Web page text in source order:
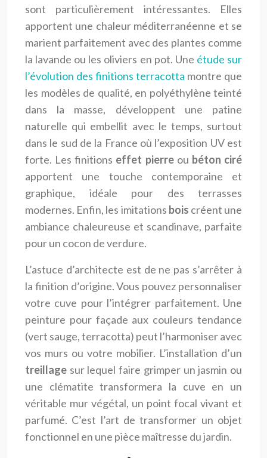
sont particulièrement intéressantes. Elles
apportent une chaleur méditerranéenne et se
marient parfaitement avec des plantes comme
la lavande ou les oliviers en pot. Une étude sur
l’évolution des finitions terracotta montre que
les modèles de qualité, en polyéthylène teinté
dans la masse, développent une patine
naturelle qui embellit avec le temps, surtout
dans le sud de la France où l’exposition UV est
forte. Les finitions effet pierreou béton ciré
apportent une touche contemporaine et
graphique, idéale pour des terrasses
modernes. Enfin, les imitations bois créent une
ambiance chaleureuse et scandinave, parfaite
pour un cocon de verdure.
L’astuce d’architecte est de ne pas s’arrêter à
la finition d’origine. Vous pouvez personnaliser
votre cuve pour l’intégrer parfaitement. Une
peinture pour façade aux couleurs tendance
(vert sauge, terracotta) peut l’harmoniser avec
vos murs ou votre mobilier. L’installation d’un
treillage sur lequel faire grimper un jasmin ou
une clématite transformera la cuve en un
véritable mur végétal, un point focal vivant et
parfumé. C’est l’art de transformer un objet
fonctionnel en une pièce maîtresse du jardin.